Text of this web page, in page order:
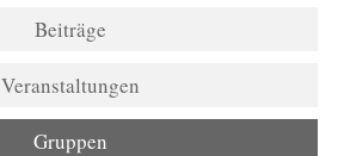
Beiträge
Veranstaltungen
Gruppen